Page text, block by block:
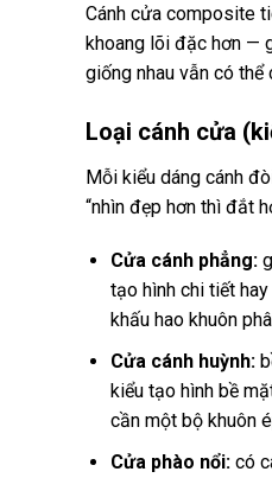
Cánh cửa composite
khoang lõi đặc hơn —
giống nhau vẫn có thể
Loại cánh cửa
Mỗi kiểu dáng cánh
“nhìn đẹp hơn thì đắt
Cửa cánh phẳng:
tạo hình chi tiết
khấu hao khuôn
Cửa cánh huỳnh:
kiểu tạo hình bề
cần một bộ khuôn
Cửa phào nổi:có